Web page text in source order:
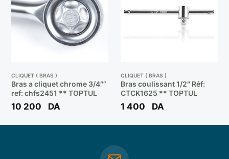
CLIQUET ( BRAS )
Bras a cliquet chrome 3/4″”
ref: chfs2451 ** TOPTUL
10 200 DA
CLIQUET ( BRAS )
Bras coulissant 1/2″ Réf:
CTCK1625 ** TOPTUL
1 400 DA